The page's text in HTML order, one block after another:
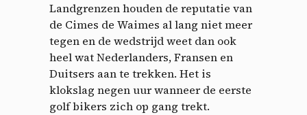
Landgrenzen houden de reputatie van
de Cimes de Waimes al lang niet meer
tegen en de wedstrijd weet dan ook
heel wat Nederlanders, Fransen en
Duitsers aan te trekken. Het is
klokslag negen uur wanneer de eerste
golf bikers zich op gang trekt.